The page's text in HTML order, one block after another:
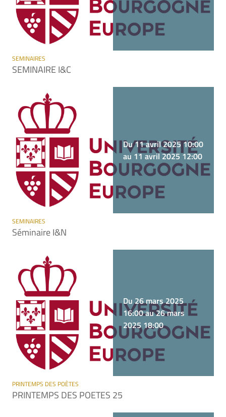
SEMINAIRES
SEMINAIRE I&C
Du 11 avril 2025 10:00
au 11 avril 2025 12:00
SEMINAIRES
Séminaire I&N
Du 26 mars 2025
16:00 au 26 mars
2025 18:00
PRINTEMPS DES POÈTES
PRINTEMPS DES POETES 25